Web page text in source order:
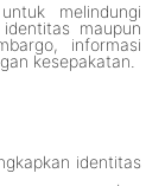
melindungi
maupun
informasi
kesepakatan.
identitas